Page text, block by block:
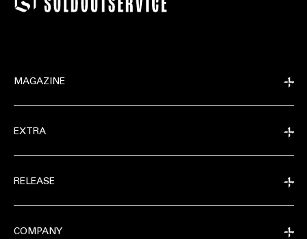
MAGAZINE
EXTRA
RELEASE
COMPANY